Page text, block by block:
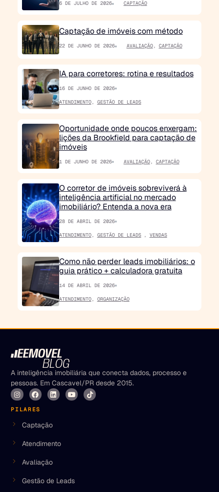
6 DE JULHO DE 2026 CAPTAÇÃO
Captação de imóveis com método
22 DE JUNHO DE 2026 AVALIAÇÃO, CAPTAÇÃO
IA para corretores: rotina e resultados
16 DE JUNHO DE 2026
ATENDIMENTO, GESTÃO DE LEADS
Oportunidade onde poucos enxergam:
lições da Brookfield para captação de
imóveis
1 DE JUNHO DE 2026 AVALIAÇÃO, CAPTAÇÃO
O corretor de imóveis sobreviverá à
inteligência artificial no mercado
imobiliário? Entenda a nova era
28 DE ABRIL DE 2026
ATENDIMENTO, GESTÃO DE LEADS , VENDAS
Como não perder leads imobiliários: o
guia prático + calculadora gratuita
14 DE ABRIL DE 2026
ATENDIMENTO, ORGANIZAÇÃO
A inteligência imobiliária que conecta dados, processo e
pessoas. Em Cascavel/PR desde 2015.
PILARES
Captação
Atendimento
Avaliação
Gestão de Leads